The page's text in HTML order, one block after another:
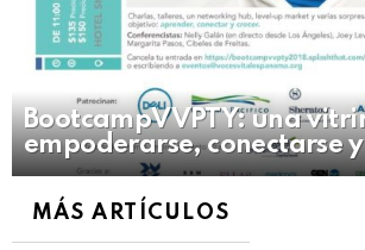
BootcampVVPTY: una
empoderarse, conectarse
MÁS ARTÍCULOS